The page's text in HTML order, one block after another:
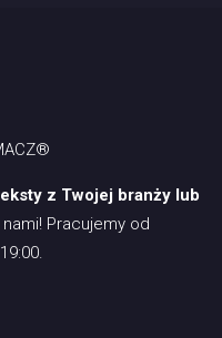
z Twojej branży lub
Pracujemy od